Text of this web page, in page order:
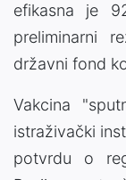
efikasna je
preliminarni
državni fond
Vakcina
istraživački
potvrdu o